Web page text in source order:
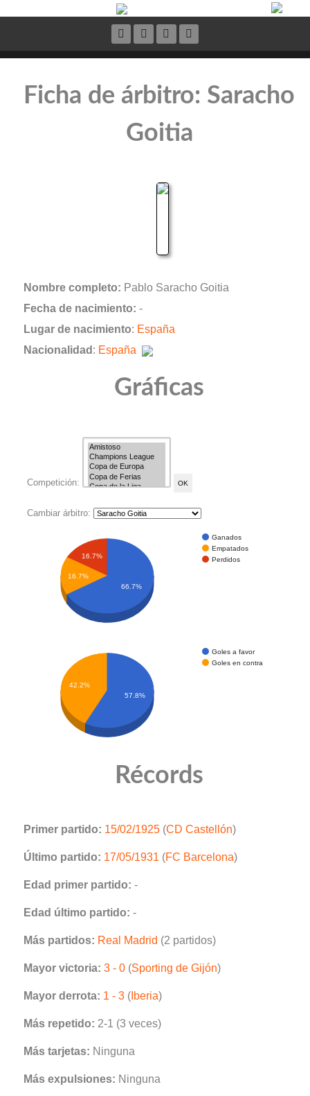
Ficha de árbitro: Saracho
Goitia
Nombre completo: Pablo Saracho Goitia
Fecha de nacimiento: -
Lugar de nacimiento: España
Nacionalidad : España
Gráficas
Competición:
Cambiar árbitro:
Ganados
Empatados
Perdidos
16.7%
16.7%
66.7%
Goles a favor
Goles en contra
42.2%
57.8%
Récords
Primer partido: 15/02/1925 (CD Castellón)
Último partido: 17/05/1931 (FC Barcelona)
Edad primer partido: -
Edad último partido: -
Más partidos: Real Madrid (2 partidos)
Mayor victoria: 3 - 0 (Sporting de Gijón)
Mayor derrota: 1 - 3 ( Iberia)
Más repetido: 2-1 (3 veces)
Más tarjetas: Ninguna
Más expulsiones: Ninguna